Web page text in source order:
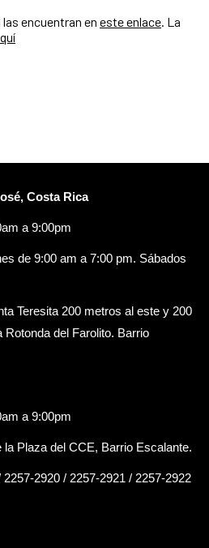
encuentran en este enlace. La
Costa Rica
a 9:00pm
de 9:00 am a 7:00 pm. Sábados
Teresita 200 metros al este y 200
Rotonda del Farolito. Barrio
a 9:00pm
Plaza del CCE, Barrio Escalante.
2920 / 2257-2921 / 2257-2922